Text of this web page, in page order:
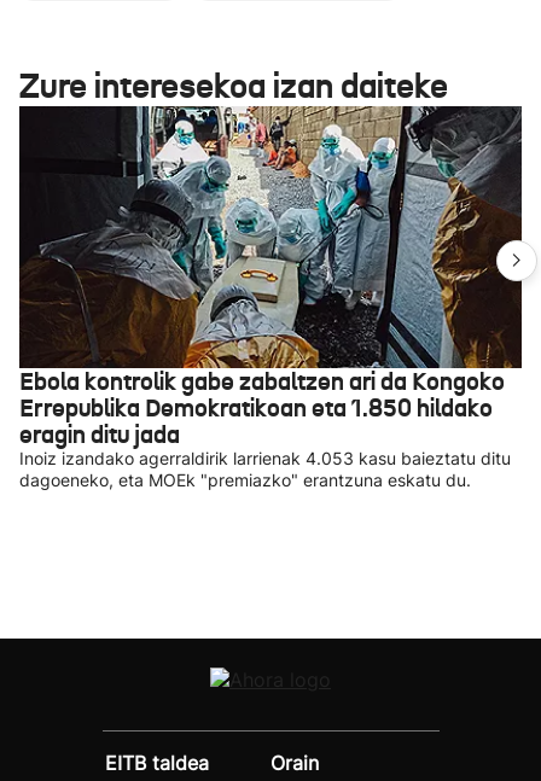
Zure interesekoa izan daiteke
Ebola kontrolik gabe zabaltzen ari da Kongoko
Errepublika Demokratikoan eta 1.850 hildako
eragin ditu jada
Inoiz izandako agerraldirik larrienak 4.053 kasu baieztatu ditu
dagoeneko, eta MOEk "premiazko" erantzuna eskatu du.
EITB taldea
Orain